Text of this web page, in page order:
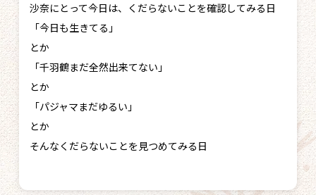
沙奈にとって今日は、くだらないことを確認してみる日
「今日も生きてる」
とか
「千羽鶴まだ全然出来てない」
とか
「パジャマまだゆるい」
とか
そんなくだらないことを見つめてみる日